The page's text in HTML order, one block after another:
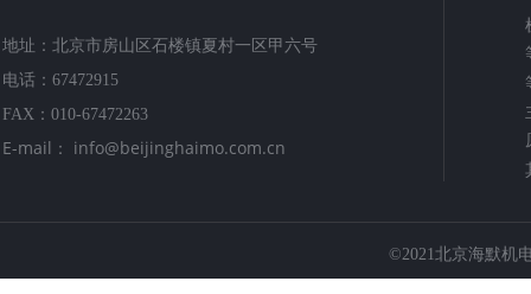
地址：北京市房山区石楼镇夏村一区甲六号
电话：67472915
FAX：010-67472263
E-mail： info@beijinghaimo.com.cn
©2021北京海默机